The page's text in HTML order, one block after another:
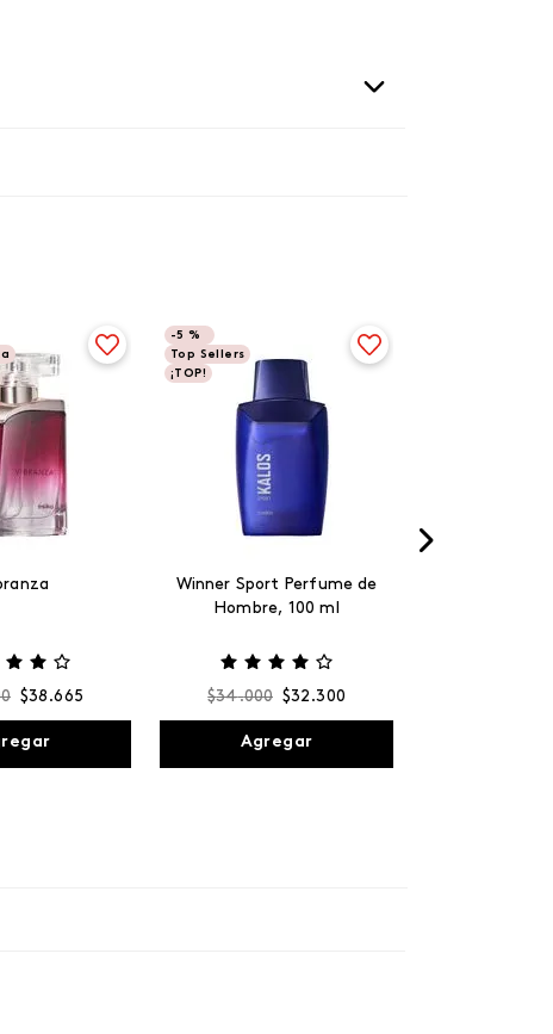
$38 .665
-5 %
Top Sellers
¡TOP!
Winner Sport Perfume de
Hombre, 100 ml
$34.000 $32 .300
Agregar